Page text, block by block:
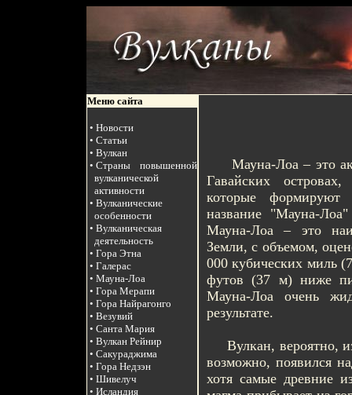
Меню сайта
• Новости
• Статьи
• Вулкан
• Страны повышенной
вулканической
активности
• Вулканические
особенности
• Вулканическая
деятельность
• Гора Этна
• Галерас
• Мауна-Лоа
• Гора Мерапи
• Гора Найрагонго
• Везувий
• Санта Мария
• Вулкан Рейнир
• Сакураджима
• Гора Недзэн
• Шивелуч
• Исландия
Мауна-Лоа – это
Гавайских
которые формируют
название "Мауна-
Мауна-Лоа – это
Земли, с объемом,
000 кубических миль
футов (37 м) ниже
Мауна-Лоа очень
результате.
Вулкан, вероятно,
возможно, появился
хотя самые древние